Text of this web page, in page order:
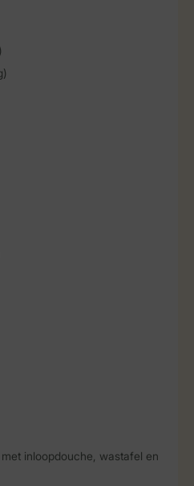
inloopdouche, wastafel en